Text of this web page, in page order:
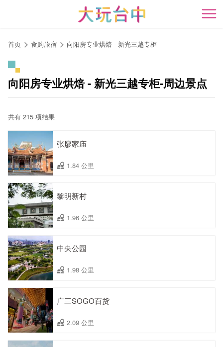
开
首页 食购旅宿 向阳房专业烘焙 - 新光三越专柜
向阳房专业烘焙 - 新光三越专柜-周边景点
共有 215 项结果
张廖家庙
1.84 公里
黎明新村
1.96 公里
中央公园
1.98 公里
广三SOGO百货
2.09 公里